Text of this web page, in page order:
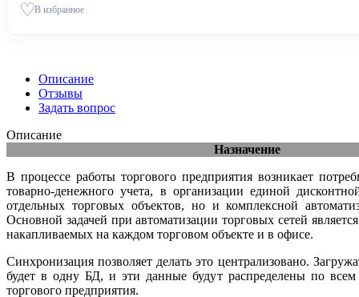
В избранное
Описание
Отзывы
Задать вопрос
Описание
Назначение
В процессе работы торгового предприятия возникает
товарно-денежного учета, в организации единой
отдельных торговых объектов, но и комплексной
Основной задачей при автоматизации торговых сетей
накапливаемых на каждом торговом объекте и в офисе.
Синхронизация позволяет делать это централизовано.
будет в одну БД, и эти данные будут распределены по
торгового предприятия.